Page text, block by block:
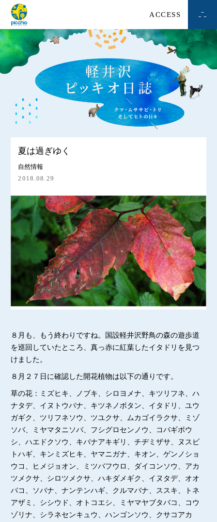
ACCESS
夏は過ぎゆく
自然情報
2018.08.29
８月も、もう終わりですね。国設軽井沢野鳥の森の遊歩道
を巡回していたところ、真っ赤に紅葉したイタドリを見つ
けました。
８月２７日に確認した開花植物は以下の通りです。
草の花：ミズヒキ、ノブキ、シロヨメナ、キツリフネ、ハ
ナタデ、イヌトウバナ、キツネノボタン、イタドリ、ユウ
ガギク、ツリフネソウ、ツユクサ、ムカゴイラクサ、ミゾ
ソバ、ミヤマタニソバ、フシグロセンノウ、コバギボウ
シ、ハエドクソウ、キバナアキギリ、チヂミザサ、ヌスビ
トハギ、キンミズヒキ、ヤマニガナ、キオン、ゲンノショ
ウコ、ヒメジョオン、ミツバフウロ、ダイコンソウ、アカ
ツメクサ、シロツメクサ、ハキダメギク、イヌタデ、オオ
バコ、ソバナ、ナンテンハギ、クルマバナ、ススキ、トネ
アザミ、シシウド、オトコエシ、ミヤマヤブタバコ、コウ
ゾリナ、シラネセンキュウ、ハンゴンソウ、クサコアカ